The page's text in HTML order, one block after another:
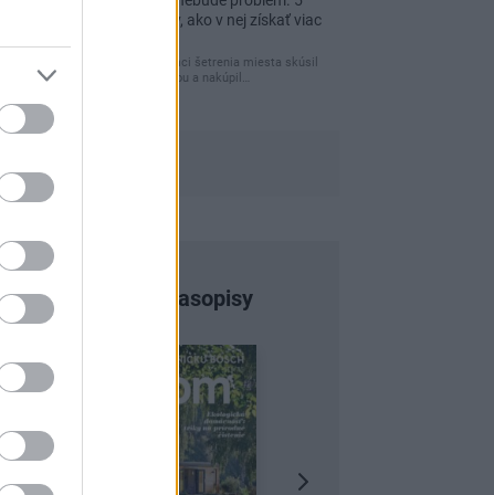
praktických nápadov, ako v nej získať viac
Ja som pred časom v rámci šetrenia miesta skúsil
využiť priestor pod posteľou a nakúpil…
Najnovšie časopisy